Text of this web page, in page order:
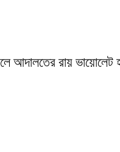
আদালতের রায় ভায়োলেট